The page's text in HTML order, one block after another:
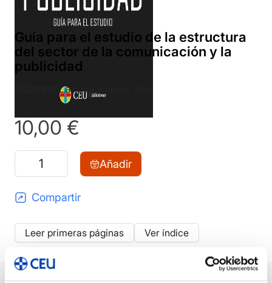
Guía para el estudio de la estructura
del sector de la comunicación y la
publicidad
Lanuza Avello, Ana
10,00 €
para
el
de
estructura
Añadir
Compartir
Leer primeras páginas Ver índice